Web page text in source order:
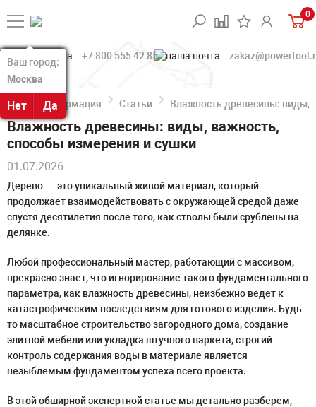
Ваш город:
Москва
Нет Да
Ваш город:
Москва
Нет Да
0
+7 800 555 42 85
Информация Статьи Влажность древесины: виды,
Влажность древесины: виды, важность,
способы измерения и сушки
01.07.2026
Дерево — это уникальный живой материал, который
продолжает взаимодействовать с окружающей средой даже
спустя десятилетия после того, как стволы были срублены на
делянке.
Любой профессиональный мастер, работающий с массивом,
прекрасно знает, что игнорирование такого фундаментального
параметра, как влажность древесины, неизбежно ведет к
катастрофическим последствиям для готового изделия. Будь
то масштабное строительство загородного дома, создание
элитной мебели или укладка штучного паркета, строгий
контроль содержания воды в материале является
незыблемым фундаментом успеха всего проекта.
В этой обширной экспертной статье мы детально разберем,